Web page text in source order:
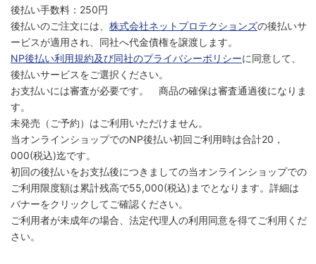
後払い手数料：250円
後払いのご注文には、 株式会社ネットプロテクションズの後払いサ
ービスが適用され、同社へ代金債権を譲渡します。
NP後払い利用規約及び同社のプライバシーポリシーに同意して、
後払いサービスをご選択ください。
お支払いには審査が必要です。 商品の確保は審査通過後になりま
す。
未発売（ご予約）はご利用いただけません。
当オンラインショップでのNP後払い初回ご利用時は合計20，
000(税込)迄です。
初回の後払いをお支払後につきましての当オンラインショップでの
ご利用限度額は累計残高で55,000(税込)までとなります。詳細は
バナーをクリックしてご確認ください。
ご利用者が未成年の場合、法定代理人の利用同意を得てご利用くだ
さい。